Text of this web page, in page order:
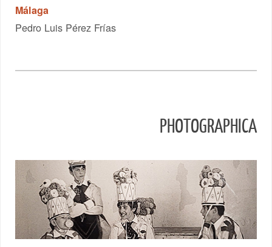
Málaga
Pedro Luis Pérez Frías
PHOTOGRAPHICA